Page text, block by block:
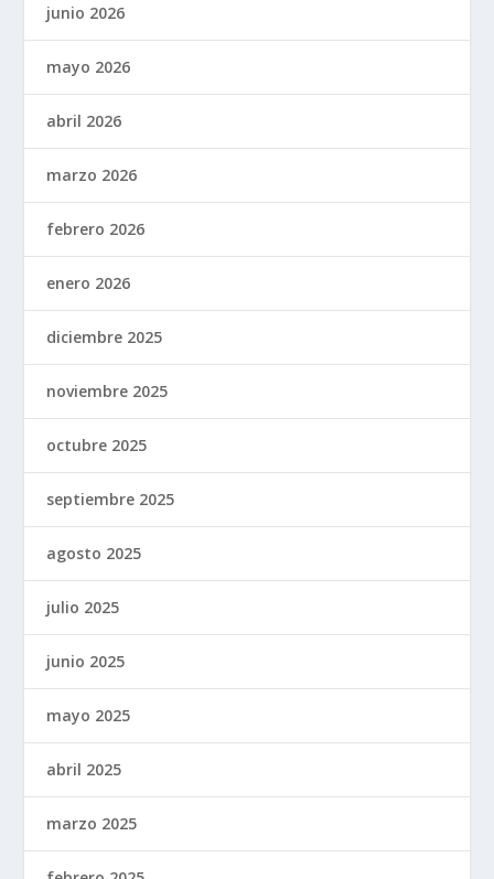
junio 2026
mayo 2026
abril 2026
marzo 2026
febrero 2026
enero 2026
diciembre 2025
noviembre 2025
octubre 2025
septiembre 2025
agosto 2025
julio 2025
junio 2025
mayo 2025
abril 2025
marzo 2025